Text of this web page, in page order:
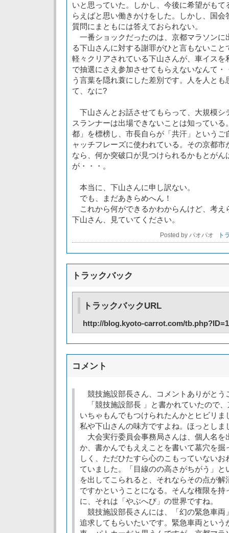
いと思っていた。しかし、今後に希望がも
らえばと思い働きかけをした。しかし、国
質問にまともには答えておられない。
一番ショックだったのは、京都マラソンに
る下山さんに対する謝罪がひと言もないこ
軽々クリアされている下山さんが、車イスを
で抽選にさえ参加させてもらえないなんて
う言葉を隠れ蓑にした差別です。人を人と
て、なに?
下山さんとお話させてもらって、大規模シ
スランナーは出場できないことは知ってい
都」を標榜し、市長自らが「共汗」というご
ャッチフレーズに使われている。その京都
なら、何か突破口が見つけられるかもとがん
が・・・。
本当に、下山さんに申し訳ない。
でも、まだあきらめへん！
これから何ができるかわからんけど、考え
下山さん、見ていてください。
Posted by パオパオ ト
トラックバック
トラックバックURL
http://blog.kyoto-carrot.com/
コメント
競技施設部長さん、コメントありがとう
「競技施設部長 」と書かれていたので
いちゃもんでもつけられたんかとヒビリま
私や下山さんの味方ですよね。ほっとしま
大会実行委員会事務局さんは、個人名を
か、書かんでもええことを書いて墓穴を掘
しく、ただひたすら心のこもっていない
ていました。「目線のの高さがちがう」と
を出してこられると、それならその点が
ですかということになる。そんな権限を持
に、それは「やぶへび」の世界ですね。
競技施設部長さんには、「幻の緊急車両
追求してもらいたいです。緊急車両という